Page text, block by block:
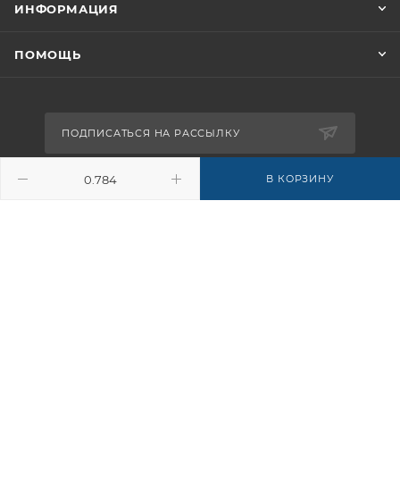
В КОРЗИНУ
ИНФОРМАЦИЯ
ПОМОЩЬ
ПОДПИСАТЬСЯ НА РАССЫЛКУ
8-926-503-61-65